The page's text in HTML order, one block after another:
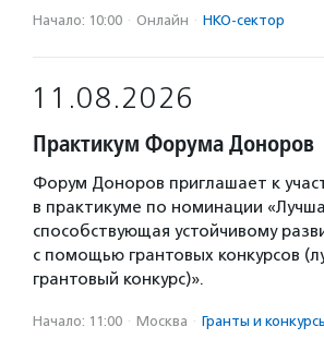
Начало: 10:00 · Онлайн · НКО-сектор
11.08.2026
Практикум Форума Доноров
Форум Доноров приглашает к
в практикуме по номинации
способствующая устойчивому
с помощью грантовых конкурсов
грантовый конкурс)».
Начало: 11:00 · Москва · Гранты и